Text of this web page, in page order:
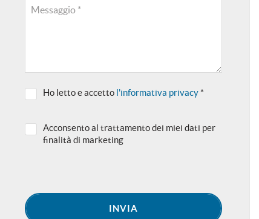
Messaggio *
Ho letto e accetto l'informativa privacy *
Acconsento al trattamento dei miei dati per
finalità di marketing
INVIA